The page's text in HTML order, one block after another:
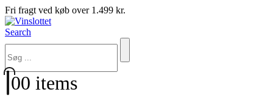
Fri fragt ved køb over 1.499 kr.
Search
00 items